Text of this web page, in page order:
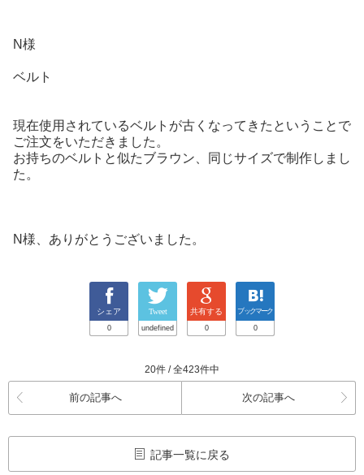
N様
ベルト
現在使用されているベルトが古くなってきたということで
ご注文をいただきました。
お持ちのベルトと似たブラウン、同じサイズで制作しまし
た。
N様、ありがとうございました。
シェア
0
Tweet
undefined
共有する
0
ブックマーク
0
20件 / 全423件中
前の記事へ 次の記事へ
記事一覧に戻る